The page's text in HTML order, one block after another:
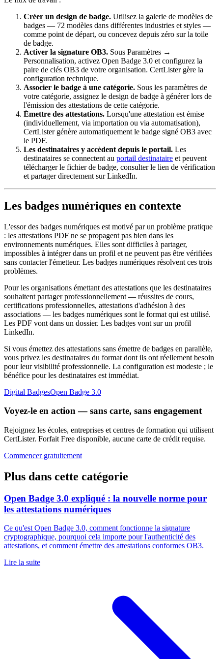
Créer un design de badge. Utilisez la galerie de modèles de
badges — 72 modèles dans différentes industries et styles —
comme point de départ, ou concevez depuis zéro sur la toile
de badge.
Activer la signature OB3. Sous Paramètres →
Personnalisation, activez Open Badge 3.0 et configurez la
paire de clés OB3 de votre organisation. CertLister gère la
configuration technique.
Associer le badge à une catégorie. Sous les paramètres de
votre catégorie, assignez le design de badge à générer lors de
l'émission des attestations de cette catégorie.
Émettre des attestations. Lorsqu'une attestation est émise
(individuellement, via importation ou via automatisation),
CertLister génère automatiquement le badge signé OB3 avec
le PDF.
Les destinataires y accèdent depuis le portail. Les
destinataires se connectent au portail destinataire et peuvent
télécharger le fichier de badge, consulter le lien de vérification
et partager directement sur LinkedIn.
Les badges numériques en contexte
L'essor des badges numériques est motivé par un problème pratique
: les attestations PDF ne se propagent pas bien dans les
environnements numériques. Elles sont difficiles à partager,
impossibles à intégrer dans un profil et ne peuvent pas être vérifiées
sans contacter l'émetteur. Les badges numériques résolvent ces trois
problèmes.
Pour les organisations émettant des attestations que les destinataires
souhaitent partager professionnellement — réussites de cours,
certifications professionnelles, attestations d'adhésion à des
associations — les badges numériques sont le format qui est utilisé.
Les PDF vont dans un dossier. Les badges vont sur un profil
LinkedIn.
Si vous émettez des attestations sans émettre de badges en parallèle,
vous privez les destinataires du format dont ils ont réellement besoin
pour leur visibilité professionnelle. La configuration est modeste ; le
bénéfice pour les destinataires est immédiat.
Digital BadgesOpen Badge 3.0
Voyez-le en action — sans carte, sans engagement
Rejoignez les écoles, entreprises et centres de formation qui utilisent
CertLister. Forfait Free disponible, aucune carte de crédit requise.
Commencer gratuitement
Plus dans cette catégorie
Open Badge 3.0 expliqué : la nouvelle norme pour
les attestations numériques
Ce qu'est Open Badge 3.0, comment fonctionne la signature
cryptographique, pourquoi cela importe pour l'authenticité des
attestations, et comment émettre des attestations conformes OB3.
Lire la suite